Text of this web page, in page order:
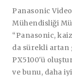
Panasonic
Mühendisliği
“Panasonic,
da sürekli artan
PX5100'ü
ve bunu, daha